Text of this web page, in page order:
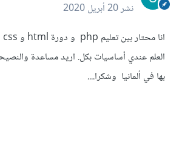
نشر20 أبريل 2020
العلم عندي أساسيات بكل. اريد مساعدة
بها في ألمانيا وشكرا....